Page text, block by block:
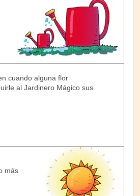
cuando alguna flor
al Jardinero Mágico sus
más